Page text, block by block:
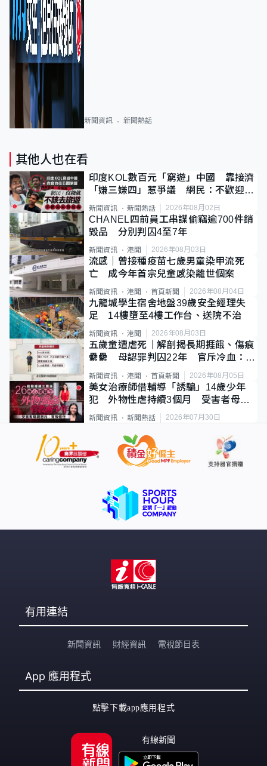
新聞資訊 新聞熱話
其他人也在看
印度KOL數百元「窮遊」中國 靠接濟
「嫌三嫌四」惹爭議 網民：不歡迎劣
質旅客
新聞資訊 新聞熱話 2026年08月02日
CHANEL四前員工串謀偷竊逾700件銷
毀品 分別判囚4至7年
新聞資訊 港聞 2026年08月03日
流感｜曾接種疫苗七歲男童染甲流死
亡 成今年首宗兒童感染離世個案
新聞資訊 港聞 首頁新聞 2026年08月04日
九龍城學生宿舍地盤39歲安全經理失
足 14樓墮至4樓工作台、送院不治
新聞資訊 港聞 2026年08月03日
五歲童遭虐死｜解剖揭長期捱餓、傷痕
纍纍 母認罪判囚22年 官斥冷血：同
類案最惡劣
新聞資訊 港聞 首頁新聞 2026年08月05日
美女治療師借輔導「誘騙」14歲少年
犯 外物性虐持續3個月 受害者母：
要保護其他人
新聞資訊 新聞熱話 2026年07月30日
有用連結
新聞資訊 財經資訊 電視節目表
App 應用程式
點擊下載app應用程式
有線新聞